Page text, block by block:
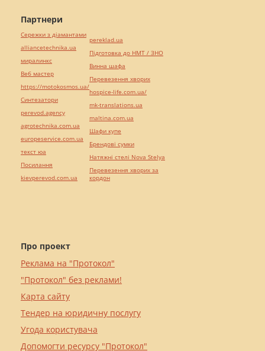
Про проект
Реклама на "Протокол"
"Протокол" без реклами!
Карта сайту
Тендер на юридичну послугу
Угода користувача
Допомогти ресурсу "Протокол"
Партнери
Сережки з діамантами
alliancetechnika.ua
миралинкс
Веб мастер
https://motokosmos.ua/
Синтезатори
perevod.agency
agrotechnika.com.ua
europeservice.com.ua
текст юа
Посилання
kievperevod.com.ua
pereklad.ua
Підготовка до НМТ / ЗНО
Винна шафа
Перевезення хворих
hospice-life.com.ua/
mk-translations.ua
maltina.com.ua
Шафи купе
Брендові сумки
Натяжні стелі Nova Stelya
Перевезення хворих за
кордон